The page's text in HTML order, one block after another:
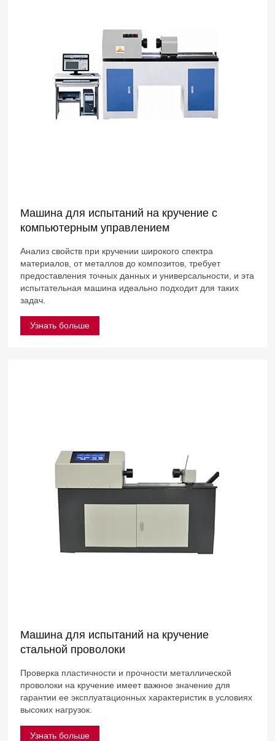
Машина для испытаний на кручение с
компьютерным управлением
Анализ свойств при кручении широкого спектра
материалов, от металлов до композитов, требует
предоставления точных данных и универсальности, и эта
испытательная машина идеально подходит для таких
задач.
Узнать больше
Машина для испытаний на кручение
стальной проволоки
Проверка пластичности и прочности металлической
проволоки на кручение имеет важное значение для
гарантии ее эксплуатационных характеристик в условиях
высоких нагрузок.
Узнать больше